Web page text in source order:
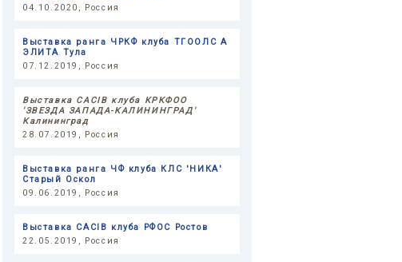
04.10.2020, Россия
Выставка ранга ЧРКФ клуба ТГООЛС А
ЭЛИТА Тула
07.12.2019, Россия
Выставка CACIB клуба КРКФОО
'ЗВЕЗДА ЗАПАДА-КАЛИНИНГРАД'
Калининград
28.07.2019, Россия
Выставка ранга ЧФ клуба КЛС 'НИКА'
Старый Оскол
09.06.2019, Россия
Выставка CACIB клуба РФОС Ростов
22.05.2019, Россия